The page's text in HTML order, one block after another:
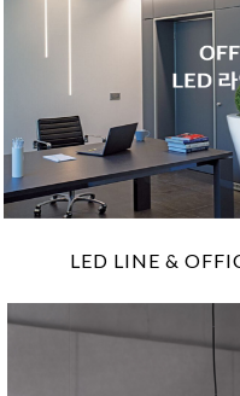
LED LINE &